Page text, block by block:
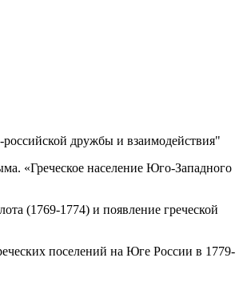
дружбы и взаимодействия"
«Греческое население Юго-Западного
(1769-1774) и появление греческой
поселений на Юге России в 1779-